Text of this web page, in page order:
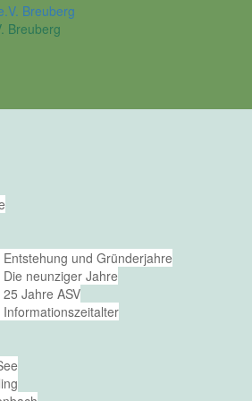
Breuberg
Entstehung und Gründerjahre
Die neunziger Jahre
Jahre ASV
Informationszeitalter